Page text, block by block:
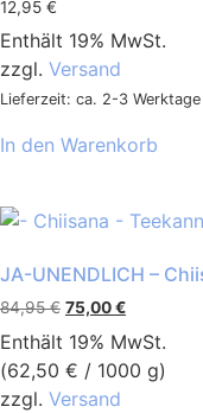
12,95 €
Enthält 19% MwSt.
zzgl. Versand
Lieferzeit: ca. 2-3 Werktage
In den Warenkorb
JA-UNENDLICH –
84,95€ 75,00€
Enthält 19% MwSt.
(62,50 € / 1000 g)
zzgl. Versand